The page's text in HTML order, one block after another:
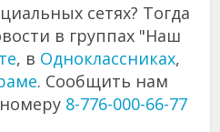
сетях? Тогда
в группах "Наш
, в Одноклассниках,
. Сообщить нам
8-776-000-66-77